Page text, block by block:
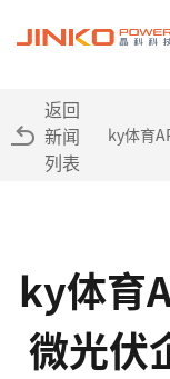
返回
新闻
列表
ky体育
ky体育
微光伏